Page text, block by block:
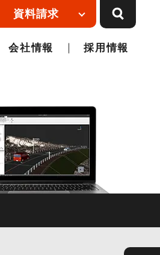
会社情報 採用情報
資料請求